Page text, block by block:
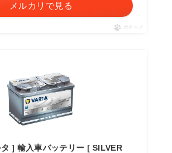
メルカリで見る
ポチップ
] 輸入車バッテリー [ SILVER